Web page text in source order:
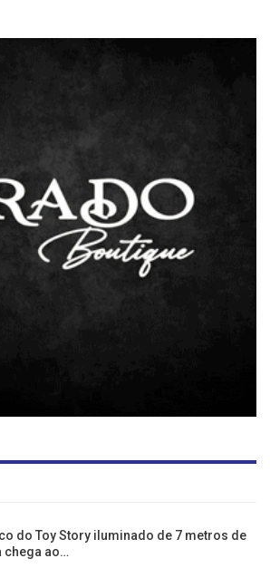
do Toy Story iluminado de 7 metros de
chega ao…